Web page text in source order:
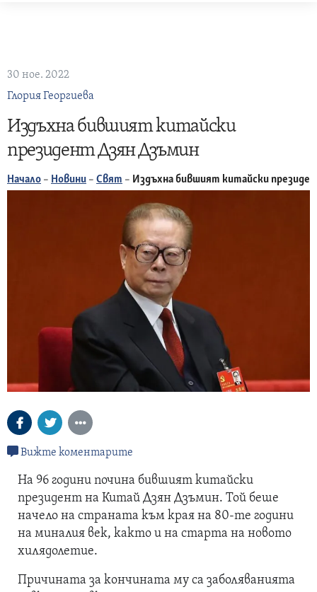
30 ное. 2022
Глория Георгиева
Издъхна бившият китайски
президент Дзян Дзъмин
Начало – Новини – Свят – Издъхна бившият китайски
Вижте коментарите
На 96 години почина бившият китайски
президент на Китай Дзян Дзъмин. Той беше
начело на страната към края на 80-те години
на миналия век, както и на старта на новото
хилядолетие.
Причината за кончината му са заболяванията